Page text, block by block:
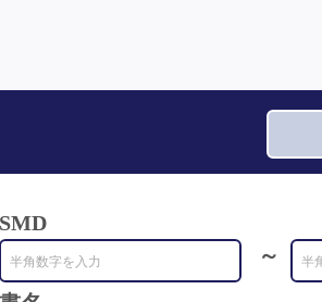
SMD
～